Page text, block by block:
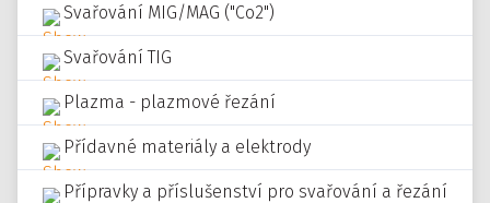
Svařování MIG/MAG ("Co2")
Svařování TIG
Plazma - plazmové řezání
Přídavné materiály a elektrody
Přípravky a příslušenství pro svařování a řezání